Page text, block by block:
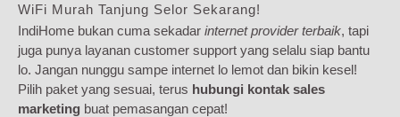
WiFi Murah Tanjung Selor Sekarang!
IndiHome bukan cuma sekadar internet provider terbaik, tapi
juga punya layanan customer support yang selalu siap bantu
lo. Jangan nunggu sampe internet lo lemot dan bikin kesel!
Pilih paket yang sesuai, terus hubungi kontak sales
marketing buat pemasangan cepat!